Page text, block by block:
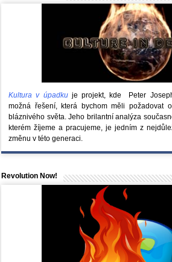
Kultura v úpadkuje projekt, kde Peter
možná řešení, která bychom měli požadovat
bláznivého světa. Jeho brilantní analýza
kterém žíjeme a pracujeme, je jedním z
změnu v této generaci.
Revolution Now!